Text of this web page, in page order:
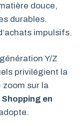
douce,
durables.
impulsifs.
Y/Z
privilégient la
zoom sur la
Shopping en